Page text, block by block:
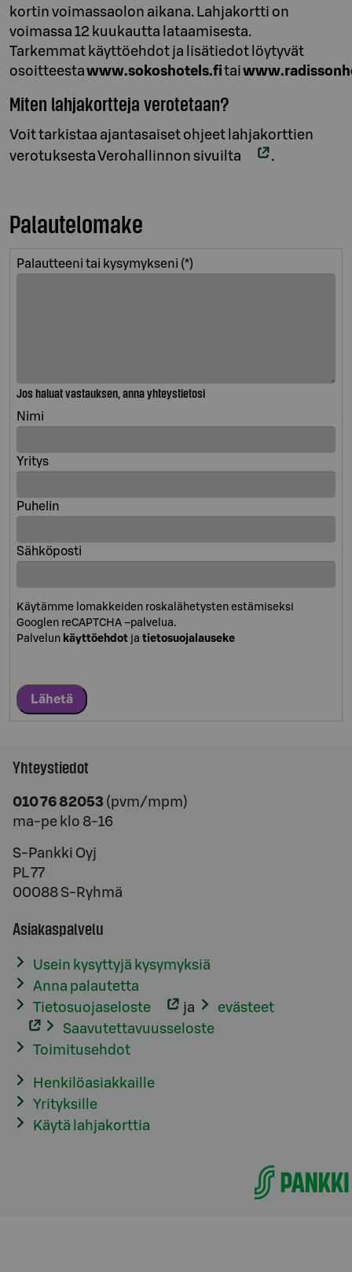
kortin voimassaolon aikana. Lahjakortti on
voimassa 12 kuukautta lataamisesta.
Tarkemmat käyttöehdot ja lisätiedot löytyvät
osoitteestawww.sokoshotels.fitai
Miten lahjakortteja verotetaan?
Voit tarkistaa ajantasaiset ohjeet lahjakorttien
verotuksestaVerohallinnon sivuilta .
Palautelomake
Palautteeni tai kysymykseni
Jos haluat vastauksen, anna yhteystietosi
Nimi
Yritys
Puhelin
Sähköposti
Käytämme lomakkeiden roskalähetysten estämiseksi
Googlen reCAPTCHA –palvelua.
Palvelun käyttöehdot ja tietosuojalauseke
Lähetä
Yhteystiedot
010 76 82053 (pvm/mpm)
ma-pe klo 8-16
S-Pankki Oyj
PL 77
00088 S-Ryhmä
Asiakaspalvelu
Usein kysyttyjä kysymyksiä
Anna palautetta
Tietosuojaseloste
ja
evästeet
Saavutettavuusseloste
Toimitusehdot
Henkilöasiakkaille
Yrityksille
Käytä lahjakorttia